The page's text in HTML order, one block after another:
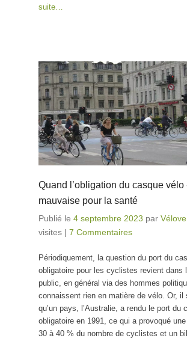
suite…
Quand l’obligation du casque vélo
mauvaise pour la santé
Publié le 4 septembre 2023 par Vélove
visites | 7 Commentaires
Périodiquement, la question du port du
obligatoire pour les cyclistes revient dans
public, en général via des hommes
connaissent rien en matière de vélo. Or, il
qu’un pays, l’Australie, a rendu le port du
obligatoire en 1991, ce qui a provoqué
30 à 40 % du nombre de cyclistes et un